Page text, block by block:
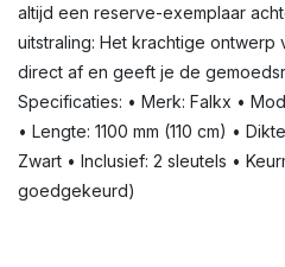
altijd een reserve-exemplaar
uitstraling: Het krachtige ontwerp
direct af en geeft je de
Specificaties: • Merk: Falkx •
• Lengte: 1100 mm (110 cm) •
Zwart • Inclusief: 2 sleutels •
goedgekeurd)